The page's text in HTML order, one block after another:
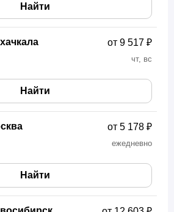
Найти
чт, вс
от 9 517 ₽
Найти
ежедневно
от 5 178 ₽
Найти